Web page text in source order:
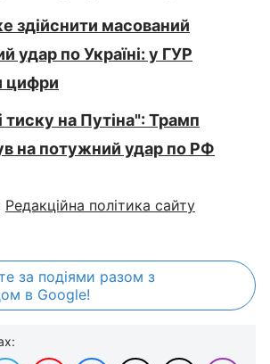
здійснити масований
удар по Україні: у ГУР
цифри
тиску на Путіна": Трамп
на потужний удар по РФ
Редакційна політика сайту
за подіями разом з
в Google!